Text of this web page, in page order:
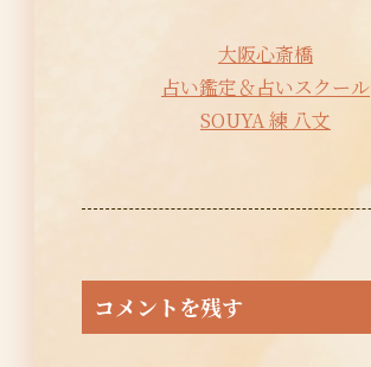
大阪心斎橋
占い鑑定＆占いスクール
SOUYA 練 八文
コメントを残す